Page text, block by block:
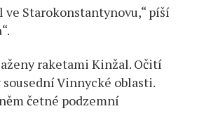
Starokonstantynovu,“ píší
raketami Kinžal. Očití
Vinnycké oblasti.
četné podzemní